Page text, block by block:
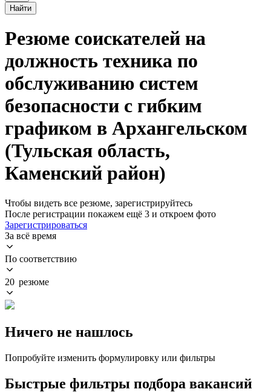
Найти
Резюме соискателей на
должность техника по
обслуживанию систем
безопасности с гибким
графиком в Архангельском
(Тульская область,
Каменский район)
Чтобы видеть все резюме, зарегистрируйтесь
После регистрации покажем ещё 3 и откроем фото
Зарегистрироваться
За всё время
По соответствию
20 резюме
Ничего не нашлось
Попробуйте изменить формулировку или фильтры
Быстрые фильтры подбора вакансий